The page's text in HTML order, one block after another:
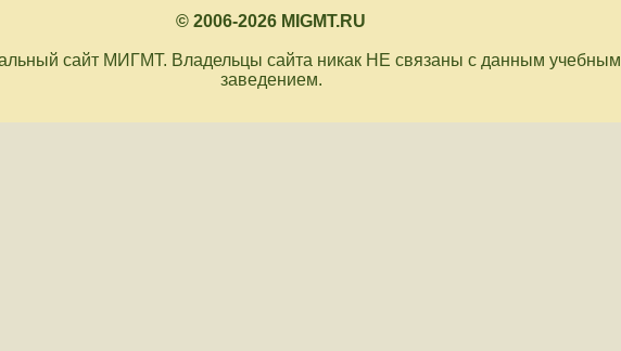
© 2006-2026 MIGMT.RU
сайт МИГМТ. Владельцы сайта никак НЕ связаны с данным учебным
заведением.